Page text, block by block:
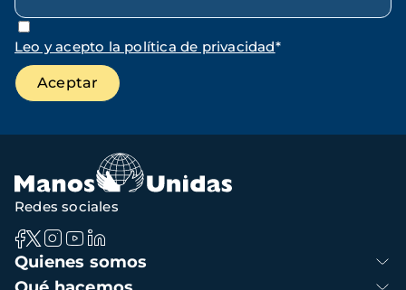
Leo y acepto la política de privacidad*
Navegación
principal
Quienes somos
Redes sociales